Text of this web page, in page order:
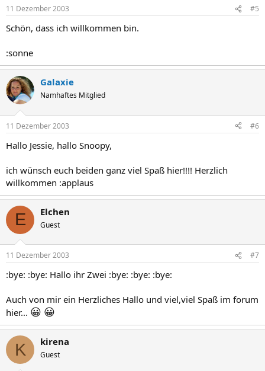
11 Dezember 2003 #5
Schön, dass ich willkommen bin.
:sonne
Galaxie
Namhaftes Mitglied
11 Dezember 2003 #6
Hallo Jessie, hallo Snoopy,
ich wünsch euch beiden ganz viel Spaß hier!!!! Herzlich
willkommen :applaus
E Elchen
Guest
11 Dezember 2003 #7
:bye: :bye: Hallo ihr Zwei :bye: :bye: :bye:
Auch von mir ein Herzliches Hallo und viel,viel Spaß im forum
hier... 😀 😀
K kirena
Guest